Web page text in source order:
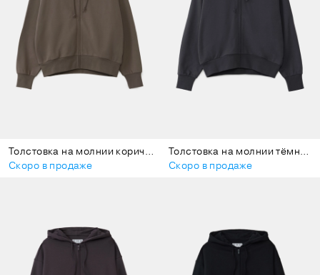
Толстовка на молнии коричневая
Скоро в продаже
Толстовка на молнии тёмно-серая
Скоро в продаже